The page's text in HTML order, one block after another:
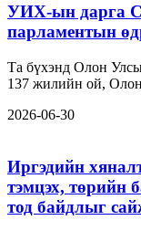
УИХ-ын дарга
парламентын
Та бүхэнд Олон
137 жилийн ой,
2026-06-30
Иргэдийн
тэмцэх, төрийн
тод байдлыг